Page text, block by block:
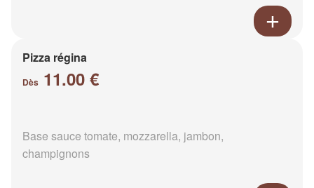
Pizza régina
Dès 11.00 €
Base sauce tomate, mozzarella, jambon,
champignons